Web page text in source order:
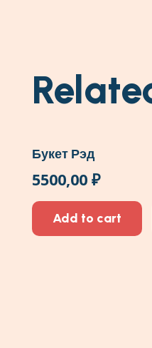
Букет Рэд
5500,00 ₽
Add to cart